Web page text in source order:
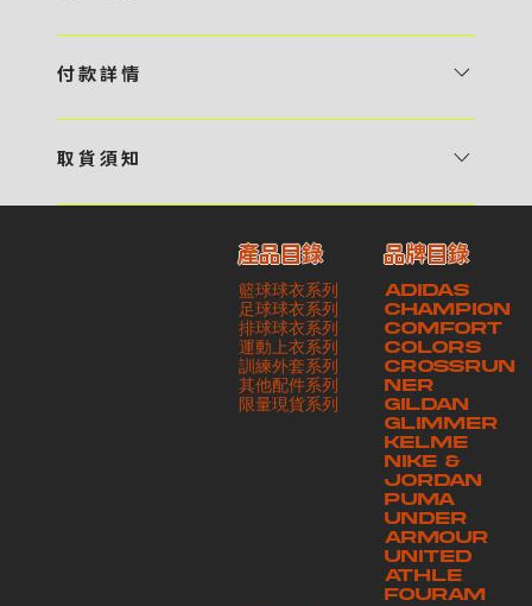
預 約 〉，參看官網上的商品目錄和作品照片去選擇心儀的款式，同時可
報價 貴客可透過電郵方式或 WhatsApp 平台提交定製資料，4AM 團
相關價目，貴客最終確認後將獲取正式完整單據，請安排繳付貨款訂金以
啟動貨品製作 4 / 商品印製 訂金核實後，4AM 團隊將隨即開始製作 5
/ 貨品提取 商品製作完成後，4AM 團隊將聯絡貴客安排貨款餘額及提取
貨品。貴客可選擇最適合的付款方式以及取貨安排
付 款 詳 情
・ Payme ・ 現金機入數 ・ 銀行櫃檯入數 ・ ATM自動櫃員機轉帳 ・
交易單據。如貴客欲更改電郵地址，請與 4AM 團隊聯絡 - 貴客的付款
記錄可透過電郵 或 WhatsApp平台（ 請註明訂單編號 ）交予4AM 團
隊核實有關款項 - 任何轉帳或換匯交易手續費等額外費用，一概不歸屬
本公司之責任 - 貴客請於收獲本公司正式訂購單據後 3 個工作天內安排
付款。如未能按期繳付所需款項，貴客須緻交因逾期所衍生之額外行政費
取 貨 須 知
請與4AM團隊職員聯絡預約取貨時間｜​ ・ GoGoVan ｜即日完成配送
服務｜運費由貴客現金支付司機｜ ・ 順豐速運 ｜貨件運送需要多於2－
3個工作天｜到付｜​ - 貴客請於貨品可取日起之 10 個工作天內安排提取
貨品，如逾期未取，本公司將不予保存相關貨品。有關貨款訂金將不予歸
還，貴客仍須負責貨款餘額 - 貴客請於收貨時小心核對貨品數量及檢查
貨品品質 - 基於 S.F. Express / GoGoVan 等託運商為第三方服務，
本公司將保證貨品安全到達第三方手中。如第三方在運送過程中引致任何
有關貨品之遺失、損毀、誤投或運送延誤，本公司一律不負責
產品目錄
籃球球衣系列
足球球衣系列
排球球衣系列
運動上衣系列
訓練外套系列
其他配件系列
​限量現貨系列
ADIDAS
CHAMPION
COMFORT
COLORS
CROSSRUN
NER
GILDAN
GLIMMER
KELME
NIKE &
JORDAN
PUMA
UNDER
ARMOUR
UNITED
ATHLE
FOURAM
品牌目錄